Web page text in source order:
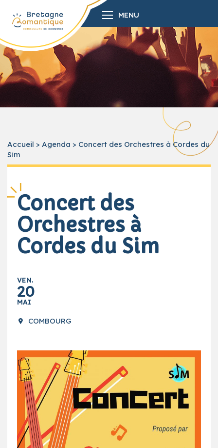
MENU
Accueil > Agenda > Concert des Orchestres à Cordes du
Sim
Concert des
Orchestres à
Cordes du Sim
VEN.
20
MAI
COMBOURG